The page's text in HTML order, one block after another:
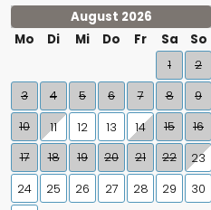
August 2026
Mo
Di Mi Do Fr Sa So
1
2
3
4 5 6 7 8
9
10
11 12 13 14 15
16
17
18 19 20 21 22
23
24
25 26 27 28 29
30